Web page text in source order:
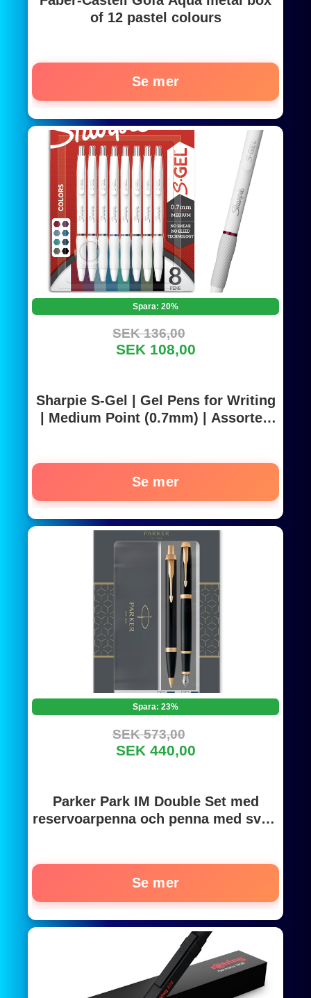
of 12 pastel colours
Se mer
Spara: 20%
SEK 136,00
SEK 108,00
Sharpie S-Gel | Gel Pens for Writing
| Medium Point (0.7mm) | Assorted
Se mer
Spara: 23%
SEK 573,00
SEK 440,00
Parker Park IM Double Set med
reservoarpenna och penna med svart
Se mer